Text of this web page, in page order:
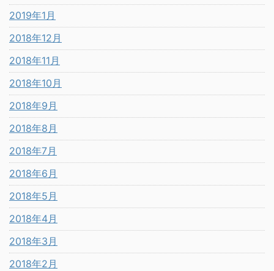
2019年1月
2018年12月
2018年11月
2018年10月
2018年9月
2018年8月
2018年7月
2018年6月
2018年5月
2018年4月
2018年3月
2018年2月